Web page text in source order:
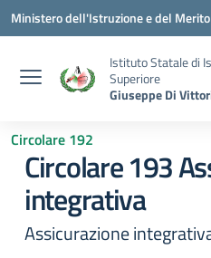
Vai ai contenuti
Vai al menu di navigazione
Vai al footer
Ministero dell'Istruzione e del Merito
Istituto Statale di
Superiore
Giuseppe Di
Circolare 192
Circolare 193
integrativa
Assicurazione